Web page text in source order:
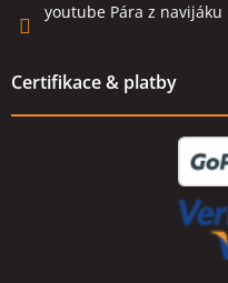
youtube Pára z navijáku
Certifikace & platby